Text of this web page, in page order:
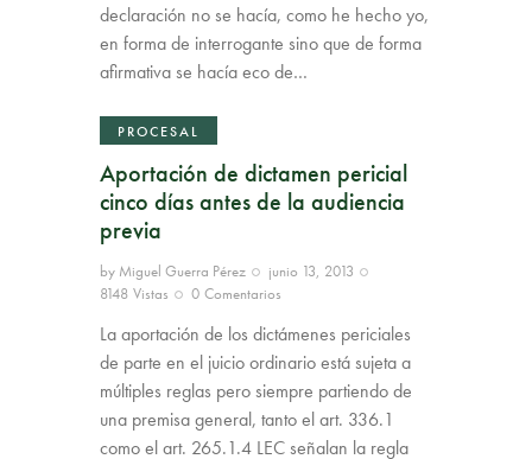
declaración no se hacía, como he hecho yo,
en forma de interrogante sino que de forma
afirmativa se hacía eco de…
PROCESAL
Aportación de dictamen pericial
cinco días antes de la audiencia
previa
by Miguel Guerra Pérez
junio 13, 2013
8148 Vistas 0 Comentarios
La aportación de los dictámenes periciales
de parte en el juicio ordinario está sujeta a
múltiples reglas pero siempre partiendo de
una premisa general, tanto el art. 336.1
como el art. 265.1.4 LEC señalan la regla